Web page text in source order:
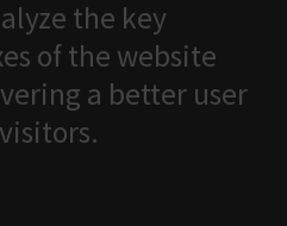
the key
of the website
a better user